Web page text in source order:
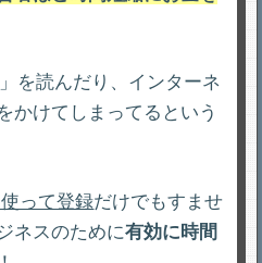
を読んだり、インターネ
かけてしまってるという
って登録だけでもすませ
ネスのために有効に時間